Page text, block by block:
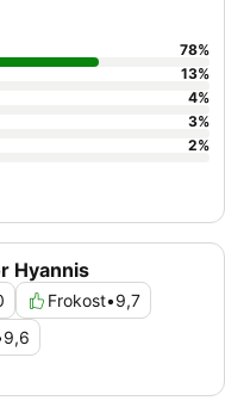
Hyannis
Frokost•9,7
9,6
78%
13%
4%
3%
2%